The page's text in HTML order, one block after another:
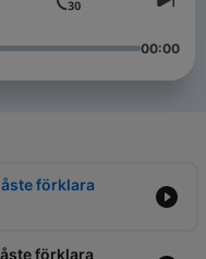
00:00
förklara
förklara